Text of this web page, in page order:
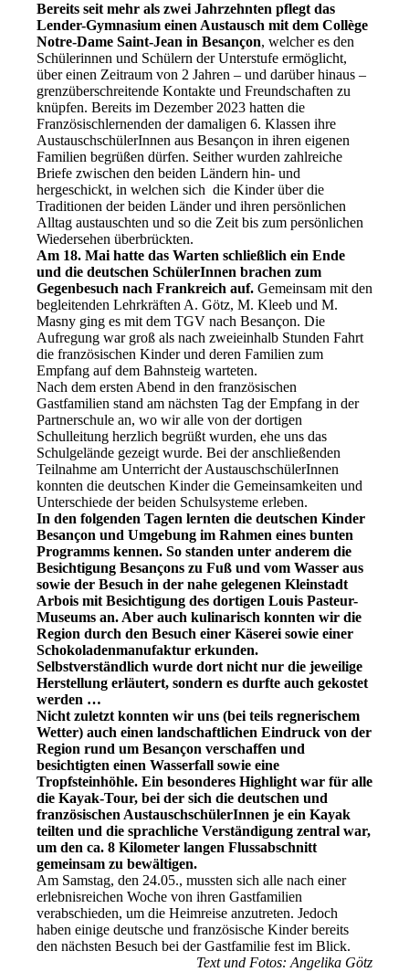
Bereits seit mehr als zwei Jahrzehnten pflegt das
Lender-Gymnasium einen Austausch mit dem Collège
Notre-Dame Saint-Jean in Besançon, welcher es den
Schülerinnen und Schülern der Unterstufe ermöglicht,
über einen Zeitraum von 2 Jahren – und darüber hinaus –
grenzüberschreitende Kontakte und Freundschaften zu
knüpfen. Bereits im Dezember 2023 hatten die
Französischlernenden der damaligen 6. Klassen ihre
AustauschschülerInnen aus Besançon in ihren eigenen
Familien begrüßen dürfen. Seither wurden zahlreiche
Briefe zwischen den beiden Ländern hin- und
hergeschickt, in welchen sich die Kinder über die
Traditionen der beiden Länder und ihren persönlichen
Alltag austauschten und so die Zeit bis zum persönlichen
Wiedersehen überbrückten.
Am 18. Mai hatte das Warten schließlich ein Ende
und die deutschen SchülerInnen brachen zum
Gegenbesuch nach Frankreich auf. Gemeinsam mit den
begleitenden Lehrkräften A. Götz, M. Kleeb und M.
Masny ging es mit dem TGV nach Besançon. Die
Aufregung war groß als nach zweieinhalb Stunden Fahrt
die französischen Kinder und deren Familien zum
Empfang auf dem Bahnsteig warteten.
Nach dem ersten Abend in den französischen
Gastfamilien stand am nächsten Tag der Empfang in der
Partnerschule an, wo wir alle von der dortigen
Schulleitung herzlich begrüßt wurden, ehe uns das
Schulgelände gezeigt wurde. Bei der anschließenden
Teilnahme am Unterricht der AustauschschülerInnen
konnten die deutschen Kinder die Gemeinsamkeiten und
Unterschiede der beiden Schulsysteme erleben.
In den folgenden Tagen lernten die deutschen Kinder
Besançon und Umgebung im Rahmen eines bunten
Programms kennen. So standen unter anderem die
Besichtigung Besançons zu Fuß und vom Wasser aus
sowie der Besuch in der nahe gelegenen Kleinstadt
Arbois mit Besichtigung des dortigen Louis Pasteur-
Museums an. Aber auch kulinarisch konnten wir die
Region durch den Besuch einer Käserei sowie einer
Schokoladenmanufaktur erkunden.
Selbstverständlich wurde dort nicht nur die jeweilige
Herstellung erläutert, sondern es durfte auch gekostet
werden …
Nicht zuletzt konnten wir uns (bei teils regnerischem
Wetter) auch einen landschaftlichen Eindruck von der
Region rund um Besançon verschaffen und
besichtigten einen Wasserfall sowie eine
Tropfsteinhöhle. Ein besonderes Highlight war für alle
die Kayak-Tour, bei der sich die deutschen und
französischen AustauschschülerInnen je ein Kayak
teilten und die sprachliche Verständigung zentral war,
um den ca. 8 Kilometer langen Flussabschnitt
gemeinsam zu bewältigen.
Am Samstag, den 24.05., mussten sich alle nach einer
erlebnisreichen Woche von ihren Gastfamilien
verabschieden, um die Heimreise anzutreten. Jedoch
haben einige deutsche und französische Kinder bereits
den nächsten Besuch bei der Gastfamilie fest im Blick.
Text und Fotos: Angelika Götz